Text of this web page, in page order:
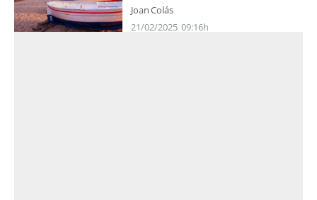
Joan Colás
21/02/2025 09:16h